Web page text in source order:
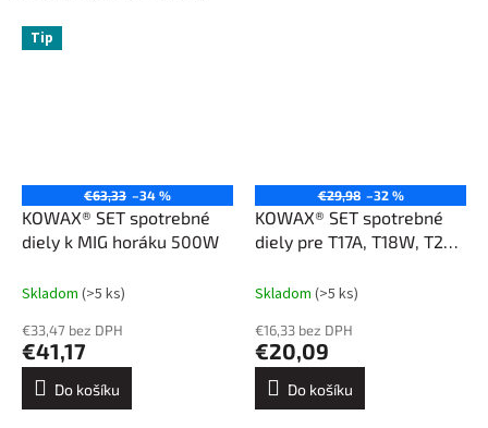
Tip
€63,33 –34 %
KOWAX® SET spotrebné
diely k MIG horáku 500W
Skladom (>5 ks)
€33,47 bez DPH
€41,17
Do košíku
€29,98 –32 %
KOWAX® SET spotrebné
diely pre T17A, T18W, T26A
Skladom (>5 ks)
€16,33 bez DPH
€20,09
Do košíku